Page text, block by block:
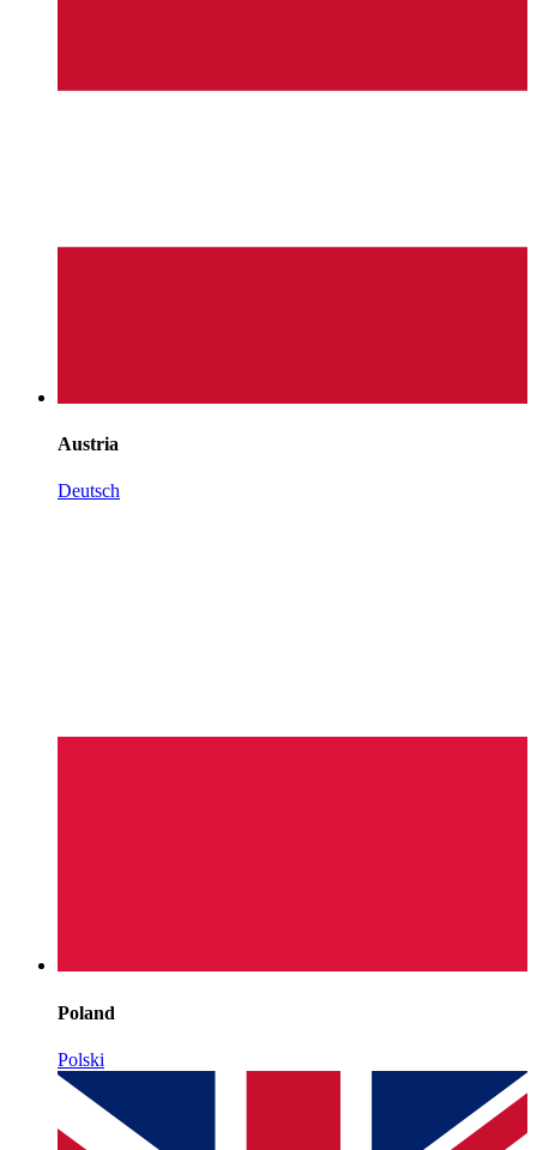
Austria
Deutsch
Poland
Polski